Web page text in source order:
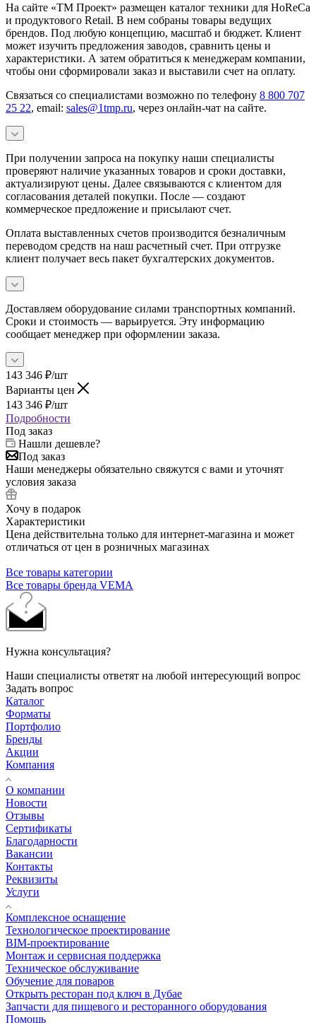
На сайте «ТМ Проект» размещен каталог техники для HoReCa
и продуктового Retail. В нем собраны товары ведущих
брендов. Под любую концепцию, масштаб и бюджет. Клиент
может изучить предложения заводов, сравнить цены и
характеристики. А затем обратиться к менеджерам компании,
чтобы они сформировали заказ и выставили счет на оплату.
Связаться со специалистами возможно по телефону 8 800 707
25 22, email: sales@1tmp.ru, через онлайн-чат на сайте.
При получении запроса на покупку наши специалисты
проверяют наличие указанных товаров и сроки доставки,
актуализируют цены. Далее связываются с клиентом для
согласования деталей покупки. После — создают
коммерческое предложение и присылают счет.
Оплата выставленных счетов производится безналичным
переводом средств на наш расчетный счет. При отгрузке
клиент получает весь пакет бухгалтерских документов.
Доставляем оборудование силами транспортных компаний.
Сроки и стоимость — варьируется. Эту информацию
сообщает менеджер при оформлении заказа.
143 346 ₽/шт
Варианты цен
143 346 ₽/шт
Подробности
Под заказ
Нашли дешевле?
Под заказ
Наши менеджеры обязательно свяжутся с вами и уточнят
условия заказа
Хочу в подарок
Характеристики
Цена действительна только для интернет-магазина и может
отличаться от цен в розничных магазинах
Все товары категории
Все товары бренда VEMA
Нужна консультация?
Наши специалисты ответят на любой интересующий вопрос
Задать вопрос
Каталог
Форматы
Портфолио
Бренды
Акции
Компания
О компании
Новости
Отзывы
Сертификаты
Благодарности
Вакансии
Контакты
Реквизиты
Услуги
Комплексное оснащение
Технологическое проектирование
BIM-проектирование
Монтаж и сервисная поддержка
Техническое обслуживание
Обучение для поваров
Открыть ресторан под ключ в Дубае
Запчасти для пищевого и ресторанного оборудования
Помощь